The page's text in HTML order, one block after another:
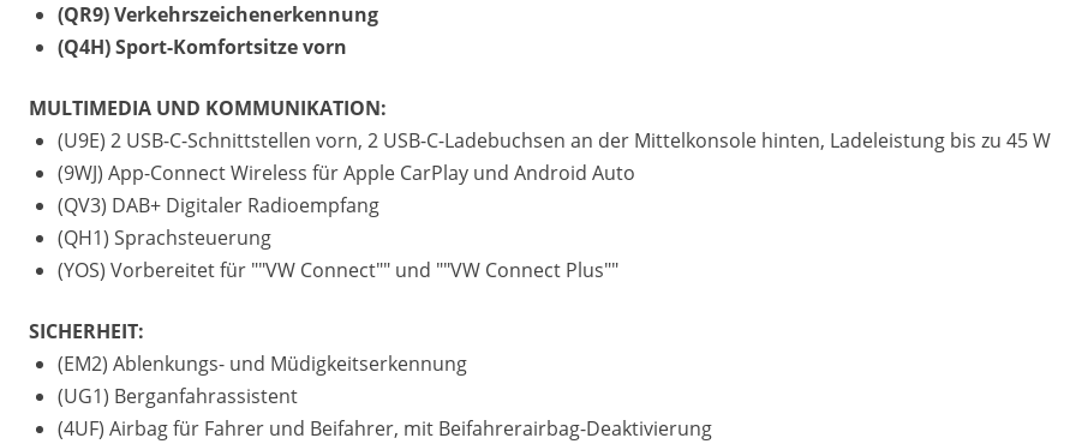
(QR9) Verkehrszeichenerkennung
(Q4H) Sport-Komfortsitze vorn
MULTIMEDIA UND KOMMUNIKATION:
(U9E) 2 USB-C-Schnittstellen vorn, 2 USB-C-Ladebuchsen an der Mittelkonsole hinten, Ladeleistung bis zu 45 W
(9WJ) App-Connect Wireless für Apple CarPlay und Android Auto
(QV3) DAB+ Digitaler Radioempfang
(QH1) Sprachsteuerung
(YOS) Vorbereitet für ""VW Connect"" und ""VW Connect Plus""
SICHERHEIT:
(EM2) Ablenkungs- und Müdigkeitserkennung
(UG1) Berganfahrassistent
(4UF) Airbag für Fahrer und Beifahrer, mit Beifahrerairbag-Deaktivierung